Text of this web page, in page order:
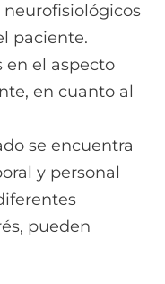
neurofisiológicos
paciente.
en el aspecto
en cuanto al
se encuentra
y personal
pueden